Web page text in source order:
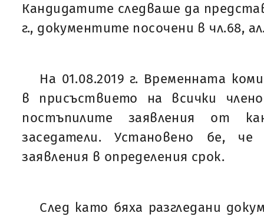
Кандидатите следваше да
г., документите посочени в чл.68,
На 01.08.2019 г. Временната
в присъствието на всички
постъпилите заявления от
заседатели. Установено бе,
заявления в определения срок.
След като бяха разгледани